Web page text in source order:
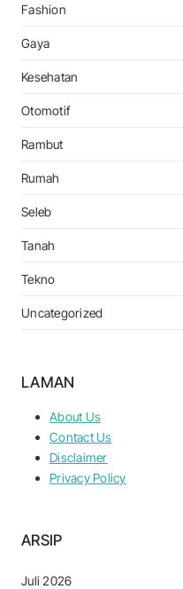
Fashion
Gaya
Kesehatan
Otomotif
Rambut
Rumah
Seleb
Tanah
Tekno
Uncategorized
LAMAN
About Us
Contact Us
Disclaimer
Privacy Policy
ARSIP
Juli 2026